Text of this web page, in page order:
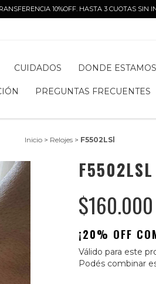
10%OFF. HASTA 3 CUOTAS SIN
CUIDADOS DONDE ESTAMOS
PREGUNTAS FRECUENTES
Inicio > Relojes > F5502LSl
F5502LSL
$160.000
¡20% OFF
Válido para este
Podés combinar